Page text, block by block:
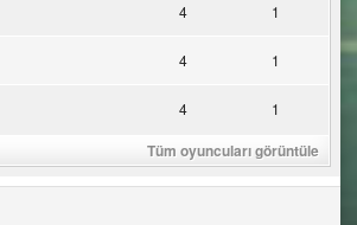
4 1
4 1
4 1
Tüm oyuncuları görüntüle